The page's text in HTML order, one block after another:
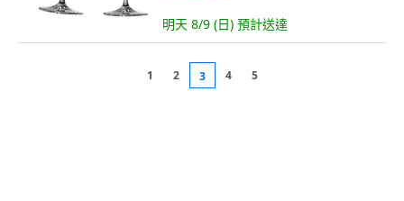
明天 8/9 (日) 預計送達
1 2 3 4 5